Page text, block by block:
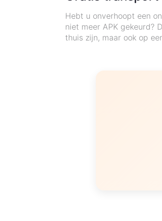
Hebt u onverhoopt een
niet meer APK gekeurd?
thuis zijn, maar ook op